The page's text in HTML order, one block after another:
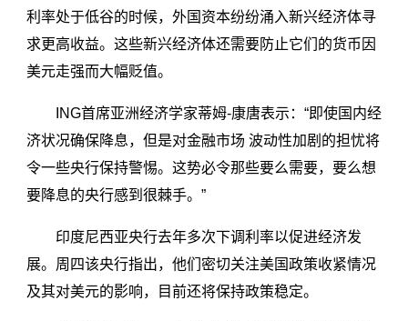
利率处于低谷的时候，外国资本纷纷涌入新兴经济体寻
求更高收益。这些新兴经济体还需要防止它们的货币因
美元走强而大幅贬值。
ING首席亚洲经济学家蒂姆-康唐表示：“即使国内经
济状况确保降息，但是对金融市场 波动性加剧的担忧将
令一些央行保持警惕。这势必令那些要么需要，要么想
要降息的央行感到很棘手。”
印度尼西亚央行去年多次下调利率以促进经济发
展。周四该央行指出，他们密切关注美国政策收紧情况
及其对美元的影响，目前还将保持政策稳定。